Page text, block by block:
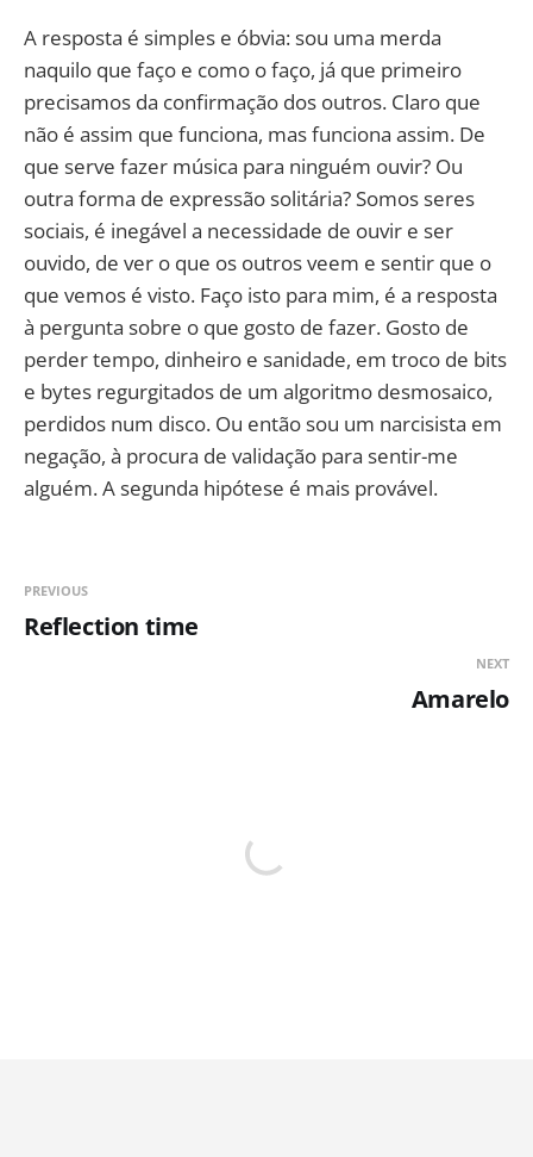
A resposta é simples e óbvia: sou uma merda
naquilo que faço e como o faço, já que primeiro
precisamos da confirmação dos outros. Claro que
não é assim que funciona, mas funciona assim. De
que serve fazer música para ninguém ouvir? Ou
outra forma de expressão solitária? Somos seres
sociais, é inegável a necessidade de ouvir e ser
ouvido, de ver o que os outros veem e sentir que o
que vemos é visto. Faço isto para mim, é a resposta
à pergunta sobre o que gosto de fazer. Gosto de
perder tempo, dinheiro e sanidade, em troco de bits
e bytes regurgitados de um algoritmo desmosaico,
perdidos num disco. Ou então sou um narcisista em
negação, à procura de validação para sentir-me
alguém. A segunda hipótese é mais provável.
PREVIOUS
Reflection time
NEXT
Amarelo